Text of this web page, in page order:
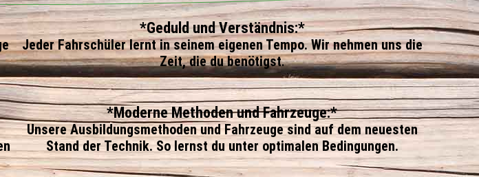
*Geduld und Verständnis:*
Jeder Fahrschüler lernt in seinem eigenen Tempo. Wir nehmen uns die
Zeit, die du benötigst.
*Moderne Methoden und Fahrzeuge:*
Unsere Ausbildungsmethoden und Fahrzeuge sind auf dem neuesten
Stand der Technik. So lernst du unter optimalen Bedingungen.